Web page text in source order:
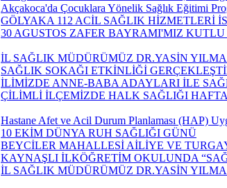
Akçakoca'da Çocuklara Yönelik Sağlık Eğitimi
GÖLYAKA 112 ACİL SAĞLIK HİZMETLERİ
30 AGUSTOS ZAFER BAYRAMI'MIZ KUTLU
İL SAĞLIK MÜDÜRÜMÜZ DR.YASİN
SAĞLIK SOKAĞI ETKİNLİĞİ
İLİMİZDE ANNE-BABA ADAYLARI İLE
ÇİLİMLİ İLÇEMİZDE HALK SAĞLIĞI
Hastane Afet ve Acil Durum Planlaması (HAP)
10 EKİM DÜNYA RUH SAĞLIĞI GÜNÜ
BEYCİLER MAHALLESİ AİLİYE VE
KAYNAŞLI İLKÖĞRETİM OKULUNDA
İL SAĞLIK MÜDÜRÜMÜZ DR.YASİN